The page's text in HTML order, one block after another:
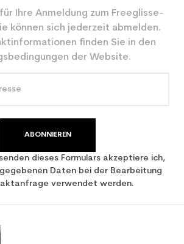
Ihre Anmeldung zum Freeglisse-
können sich jederzeit abmelden.
finden Sie in den
der Website.
ABONNIEREN
dieses Formulars akzeptiere ich,
Daten bei der Bearbeitung
verwendet werden.